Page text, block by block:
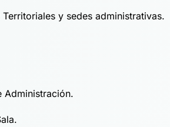
Territoriales y sedes administrativas.
Administración.